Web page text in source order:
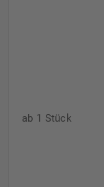
ab 1 Stück